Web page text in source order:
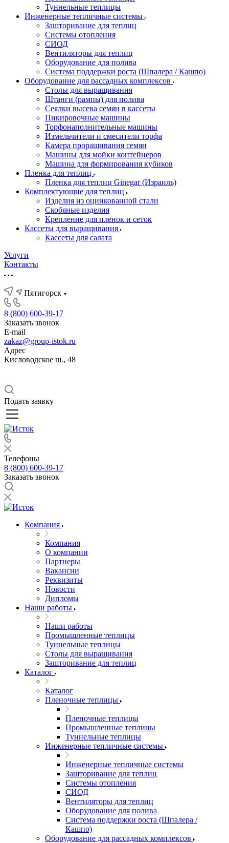
Туннельные теплицы
Инженерные тепличные системы
Зашторивание для теплиц
Системы отопления
СИОД
Вентиляторы для теплиц
Оборудование для полива
Система поддержки роста (Шпалера / Кашпо)
Оборудование для рассадных комплексов
Столы для выращивания
Штанги (рампы) для полива
Сеялки высева семян в кассеты
Пикировочные машины
Торфонаполнительные машины
Измельчители и смесители торфа
Камера проращивания семян
Машины для мойки контейнеров
Машина для формирования кубиков
Пленка для теплиц
Пленка для теплиц Ginegar (Израиль)
Комплектующие для теплиц
Изделия из оцинкованной стали
Скобяные изделия
Крепление для пленок и сеток
Кассеты для выращивания
Кассеты для салата
Услуги
Контакты
Пятигорск
8 (800) 600-39-17
Заказать звонок
E-mail
zakaz@group-istok.ru
Адрес
Кисловодское ш., 48
Подать заявку
Телефоны
8 (800) 600-39-17
Заказать звонок
Компания
Компания
О компании
Партнеры
Вакансии
Реквизиты
Новости
Дипломы
Наши работы
Наши работы
Промышленные теплицы
Туннельные теплицы
Столы для выращивания
Зашторивание для теплиц
Каталог
Каталог
Пленочные теплицы
Пленочные теплицы
Промышленные теплицы
Туннельные теплицы
Инженерные тепличные системы
Инженерные тепличные системы
Зашторивание для теплиц
Системы отопления
СИОД
Вентиляторы для теплиц
Оборудование для полива
Система поддержки роста (Шпалера /
Кашпо)
Оборудование для рассадных комплексов